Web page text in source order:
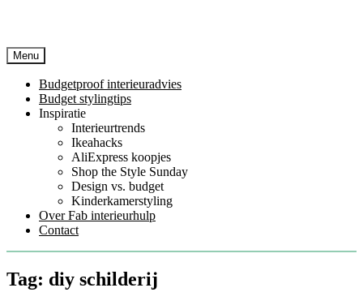
Menu
Budgetproof interieuradvies
Budget stylingtips
Inspiratie
Interieurtrends
Ikeahacks
AliExpress koopjes
Shop the Style Sunday
Design vs. budget
Kinderkamerstyling
Over Fab interieurhulp
Contact
Tag: diy schilderij